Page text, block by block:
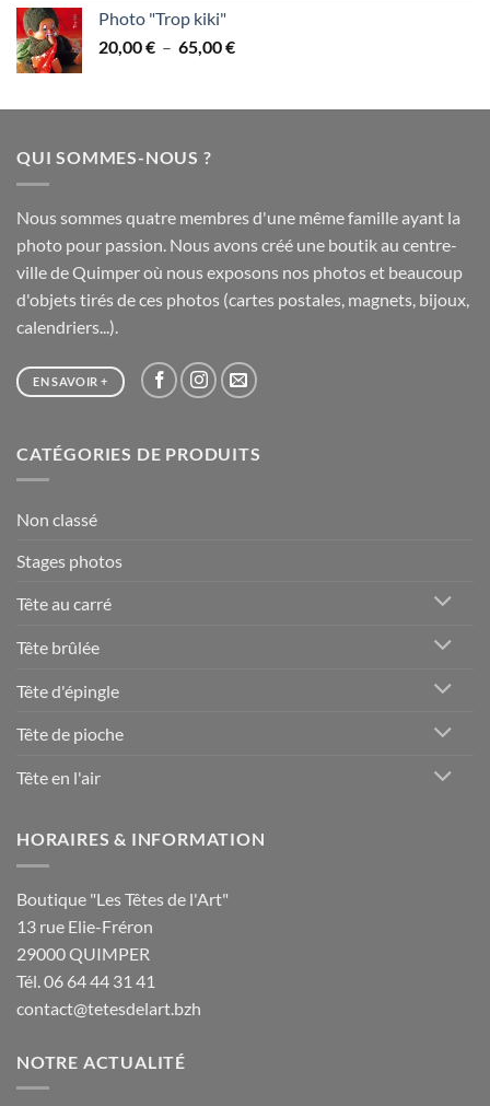
à
Photo "Trop kiki"
20,00€ – 65,00€Plage
20,00 €
QUI SOMMES-NOUS ?
Nous sommes quatre membres d'une même famille ayant la
photo pour passion. Nous avons créé une boutik au centre-
ville de Quimper où nous exposons nos photos et beaucoup
d'objets tirés de ces photos (cartes postales, magnets, bijoux,
calendriers...).
EN SAVOIR +
CATÉGORIES DE PRODUITS
Non classé
Stages photos
Tête au carré
Tête brûlée
Tête d'épingle
Tête de pioche
Tête en l'air
HORAIRES & INFORMATION
Boutique "Les Têtes de l'Art"
13 rue Elie-Fréron
29000 QUIMPER
Tél. 06 64 44 31 41
contact@tetesdelart.bzh
NOTRE ACTUALITÉ